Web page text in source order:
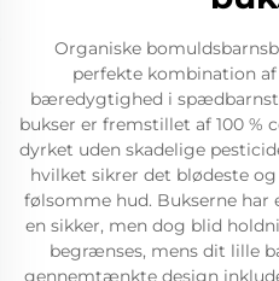
Organiske
perfekte kombination
bæredygtighed i
bukser er fremstillet af 100 %
dyrket uden skadelige
hvilket sikrer det blødeste
følsomme hud. Bukserne har
en sikker, men dog blid
begrænses, mens dit lille
gennemtænkte design